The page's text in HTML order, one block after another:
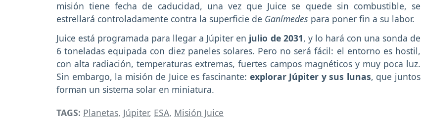
misión tiene fecha de caducidad, una vez que Juice se quede sin combustible, se
estrellará controladamente contra la superficie de Ganímedes para poner fin a su labor.
Juice está programada para llegar a Júpiter en julio de 2031, y lo hará con una sonda de
6 toneladas equipada con diez paneles solares. Pero no será fácil: el entorno es hostil,
con alta radiación, temperaturas extremas, fuertes campos magnéticos y muy poca luz.
Sin embargo, la misión de Juice es fascinante: explorar Júpiter y sus lunas, que juntos
forman un sistema solar en miniatura.
TAGS: Planetas, Júpiter, ESA, Misión Juice